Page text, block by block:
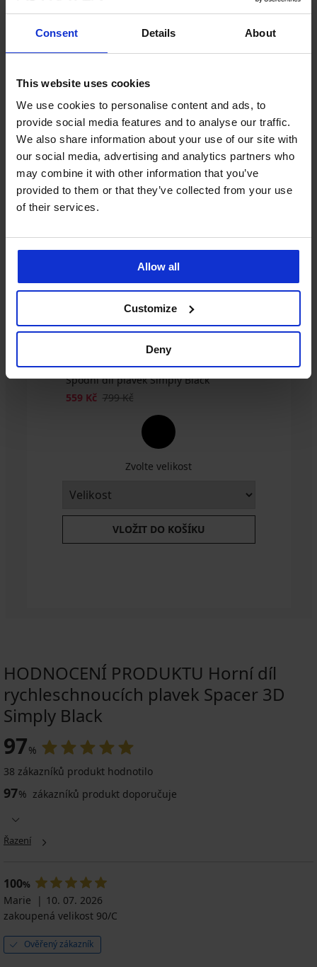
Consent Details About
This website uses cookies
We use cookies to personalise content and ads, to
provide social media features and to analyse our traffic.
We also share information about your use of our site with
our social media, advertising and analytics partners who
may combine it with other information that you’ve
provided to them or that they’ve collected from your use
of their services.
Allow all
Customize
Deny
4,6
Horní
plavek
Satin
790
-30%
Horní
plavek
Satin
Black
V
413
590
Kč
-30%
4,5
Horní
plavek
DIVA
IVA
Bardot
1 393
Kč
Horní
rychleschnoucích
plavek
Spacer
Lara
Gol...
Kč
1+1 ZDARMA
Horní
mateřských
plavek
Azzurra
Kč
Kč
1+1 ZDARMA
Horní
bikin
Meena
II
Kč
5
Horní
plavek
Nia
1 190
Kč
Ze stejné kolekce
Spodní díl plavek Simply Black
559 Kč 799 Kč
Zvolte velikost
VLOŽIT DO KOŠÍKU
HODNOCENÍ PRODUKTU Horní díl
rychleschnoucích plavek Spacer 3D
Simply Black
97%
38 zákazníků produkt hodnotilo
97% zákazníků produkt doporučuje
Řazení
100%
Marie
10. 07. 2026
zakoupená velikost 90/C
Ověřený zákazník